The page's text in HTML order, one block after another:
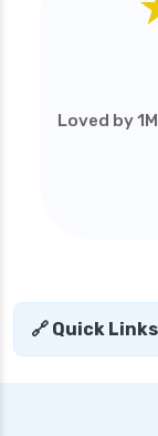
Loved by
🔗 Quick Links